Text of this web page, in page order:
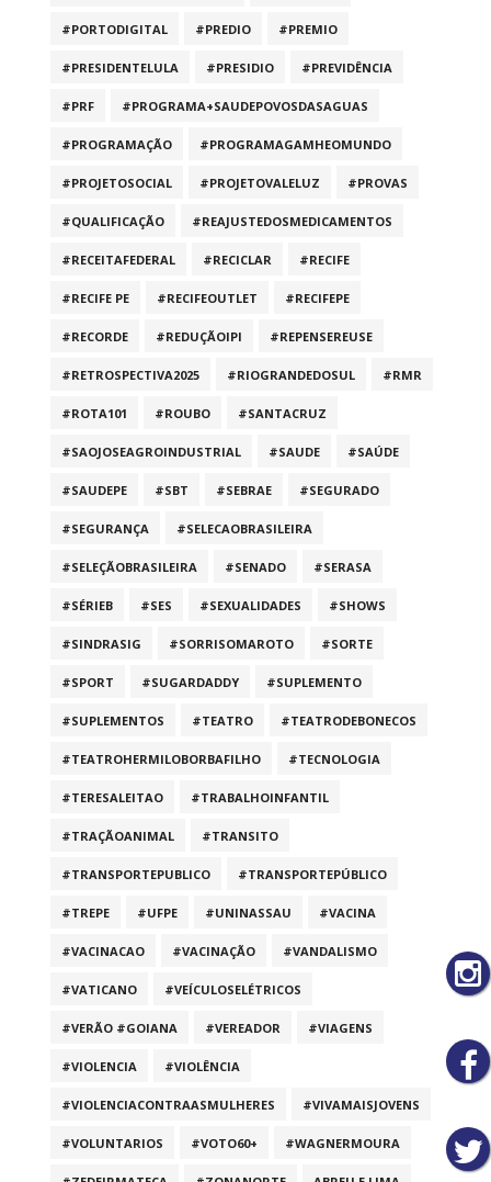
#PORTODIGITAL #PREDIO #PREMIO
#PRESIDENTELULA #PRESIDIO #PREVIDÊNCIA
#PRF #PROGRAMA+SAUDEPOVOSDASAGUAS
#PROGRAMAÇÃO #PROGRAMAGAMHEOMUNDO
#PROJETOSOCIAL #PROJETOVALELUZ #PROVAS
#QUALIFICAÇÃO #REAJUSTEDOSMEDICAMENTOS
#RECEITAFEDERAL #RECICLAR #RECIFE
#RECIFE PE #RECIFEOUTLET #RECIFEPE
#RECORDE #REDUÇÃOIPI #REPENSEREUSE
#RETROSPECTIVA2025 #RIOGRANDEDOSUL #RMR
#ROTA101 #ROUBO #SANTACRUZ
#SAOJOSEAGROINDUSTRIAL #SAUDE #SAÚDE
#SAUDEPE #SBT #SEBRAE #SEGURADO
#SEGURANÇA #SELECAOBRASILEIRA
#SELEÇÃOBRASILEIRA #SENADO #SERASA
#SÉRIEB #SES #SEXUALIDADES #SHOWS
#SINDRASIG #SORRISOMAROTO #SORTE
#SPORT #SUGARDADDY #SUPLEMENTO
#SUPLEMENTOS #TEATRO #TEATRODEBONECOS
#TEATROHERMILOBORBAFILHO #TECNOLOGIA
#TERESALEITAO #TRABALHOINFANTIL
#TRAÇÃOANIMAL #TRANSITO
#TRANSPORTEPUBLICO #TRANSPORTEPÚBLICO
#TREPE #UFPE #UNINASSAU #VACINA
#VACINACAO #VACINAÇÃO #VANDALISMO
#VATICANO #VEÍCULOSELÉTRICOS
#VERÃO #GOIANA #VEREADOR #VIAGENS
#VIOLENCIA #VIOLÊNCIA
#VIOLENCIACONTRAASMULHERES #VIVAMAISJOVENS
#VOLUNTARIOS #VOTO60+ #WAGNERMOURA